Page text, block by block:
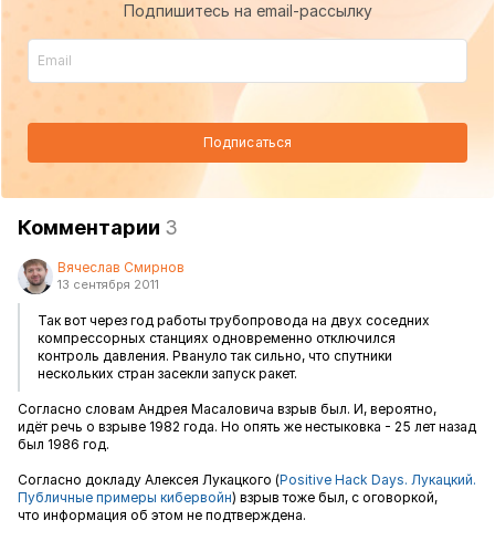
Подпишитесь на email-рассылку
Подписаться
Комментарии 3
Вячеслав Смирнов
13 сентября 2011
Так вот через год работы трубопровода на двух соседних
компрессорных станциях одновременно отключился
контроль давления. Рвануло так сильно, что спутники
нескольких стран засекли запуск ракет.
Согласно словам Андрея Масаловича взрыв был. И, вероятно,
идёт речь о взрыве 1982 года. Но опять же нестыковка - 25 лет назад
был 1986 год.
Согласно докладу Алексея Лукацкого (Positive Hack Days. Лукацкий.
Публичные примеры кибервойн) взрыв тоже был, с оговоркой,
что информация об этом не подтверждена.